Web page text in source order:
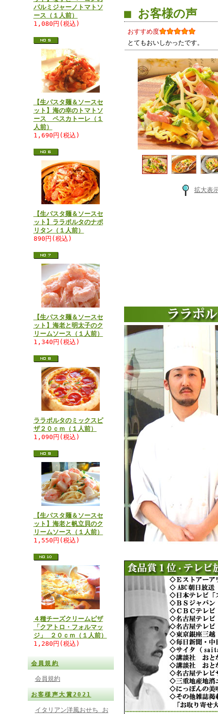
パルミジャーノトマトソ
ース（１人前）
1,080円(税込)
【生パスタ麺＆ソースセ
ット】海の幸のトマトソ
ース ペスカトーレ（１
人前）
1,690円(税込)
【生パスタ麺＆ソースセ
ット】ララポルタのナポ
リタン（１人前）
890円(税込)
【生パスタ麺＆ソースセ
ット】海老と明太子のク
リームソース（１人前）
1,340円(税込)
ララポルタのミックスピ
ザ２０ｃｍ（１人前）
1,090円(税込)
【生パスタ麺＆ソースセ
ット】海老と帆立貝のク
リームソース（１人前）
1,550円(税込)
４種チーズクリームピザ
「クアトロ・フォルマッ
ジ」 ２０ｃｍ（１人前）
1,280円(税込)
会員規約
会員規約
お客様声大賞2021
イタリアン洋風おせち お
■ お客様の声
おすすめ度
とてもおいしかったです。
拡大表